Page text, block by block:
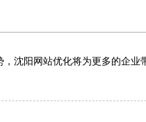
，沈阳网站优化将为更多的企